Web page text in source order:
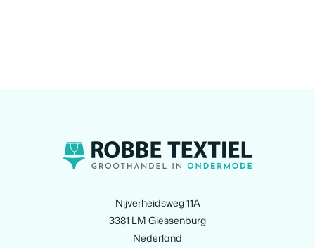
Nijverheidsweg 11A
3381 LM Giessenburg
Nederland